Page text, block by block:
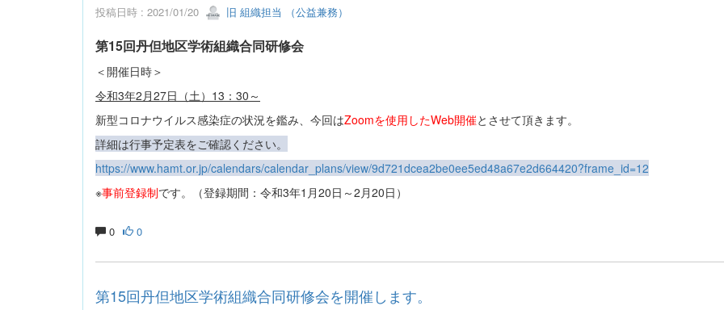
投稿日時 : 2021/01/20 旧 組織担当 （公益兼務）
第15回丹但地区学術組織合同研修会
＜開催日時＞
令和3年2月27日（土）13：30～
新型コロナウイルス感染症の状況を鑑み、今回はZoomを使用したWeb開催とさせて頂きます。
詳細は行事予定表をご確認ください。
https://www.hamt.or.jp/calendars/calendar_plans/view/9d721dcea2be0ee5ed48a67e2d664420?frame_id=12
※事前登録制です。（登録期間：令和3年1月20日～2月20日）
0 0
第15回丹但地区学術組織合同研修会を開催します。